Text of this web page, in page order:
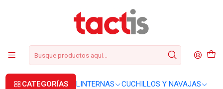
CATEGORÍAS LINTERNAS CUCHILLOS Y NAVAJAS
+56 2 3224 9572 +569 62369815
CUCHILLOS Y NAVAJAS NAVAJAS Navaja Ruike M11-B